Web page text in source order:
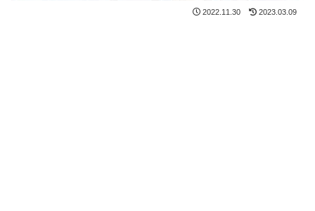
2022.11.30 2023.03.09